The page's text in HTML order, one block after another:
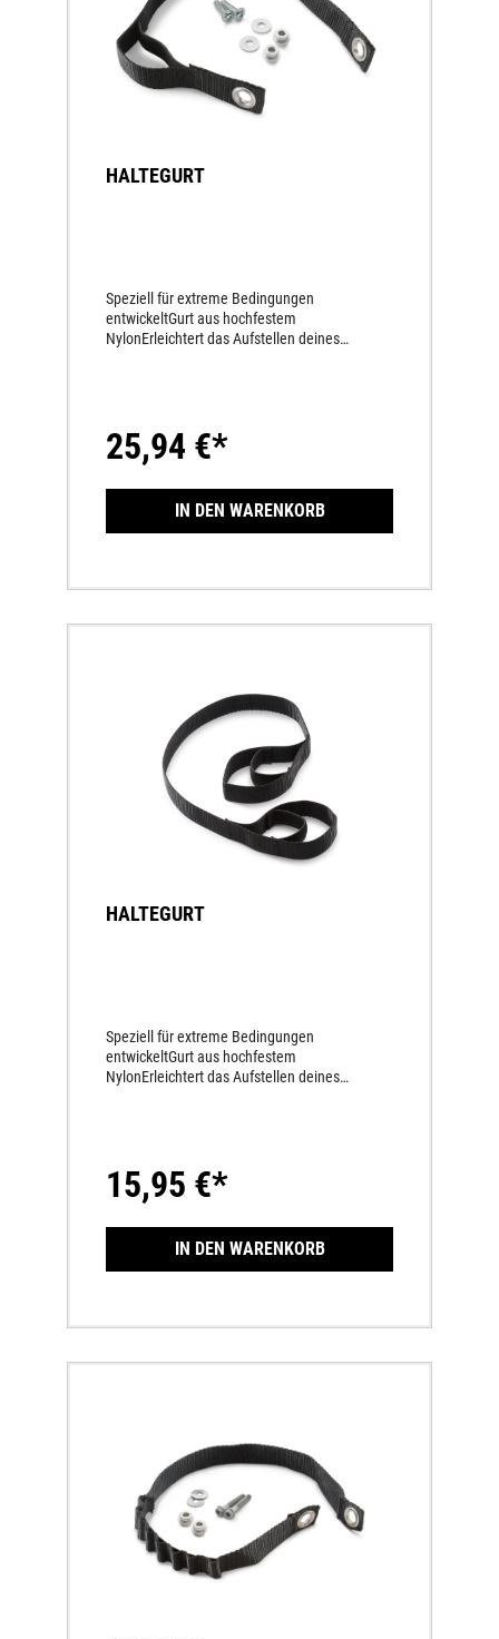
HALTEGURT
Speziell für extreme Bedingungen
entwickeltGurt aus hochfestem
NylonErleichtert das Aufstellen deines
25,94 €*
IN DEN WARENKORB
HALTEGURT
Speziell für extreme Bedingungen
entwickeltGurt aus hochfestem
NylonErleichtert das Aufstellen deines
15,95 €*
IN DEN WARENKORB